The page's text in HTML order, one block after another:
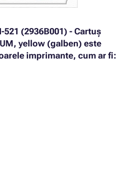
521 (2936B001) - Cartuș
yellow (galben) este
imprimante, cum ar fi:
SERIES
SERIES